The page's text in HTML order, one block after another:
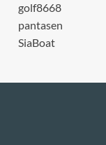
golf8668
pantasen
SiaBoat